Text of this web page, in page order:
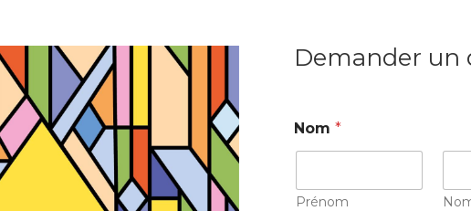
Demander un
Nom *
Prénom